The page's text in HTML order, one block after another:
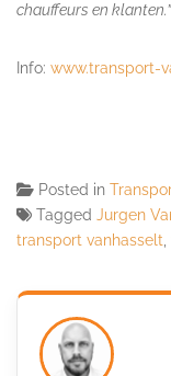
chauffeurs en klanten.”
Info: www.transport-
Posted in
Tagged Jurgen
transport vanhasselt,